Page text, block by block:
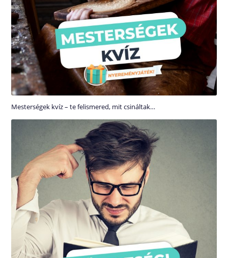
Mesterségek kvíz – te felismered, mit csináltak…